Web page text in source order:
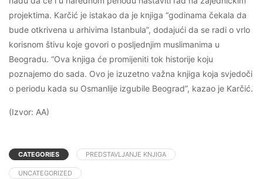
projektima. Karčić je istakao da je knjiga “godinama čekala da
bude otkrivena u arhivima Istanbula”, dodajući da se radi o vrlo
korisnom štivu koje govori o posljednjim muslimanima u
Beogradu. “Ova knjiga će promijeniti tok historije koju
poznajemo do sada. Ovo je izuzetno važna knjiga koja svjedoči
o periodu kada su Osmanlije izgubile Beograd”, kazao je Karčić.
(Izvor: AA)
CATEGORIES PREDSTAVLJANJE KNJIGA
UNCATEGORIZED